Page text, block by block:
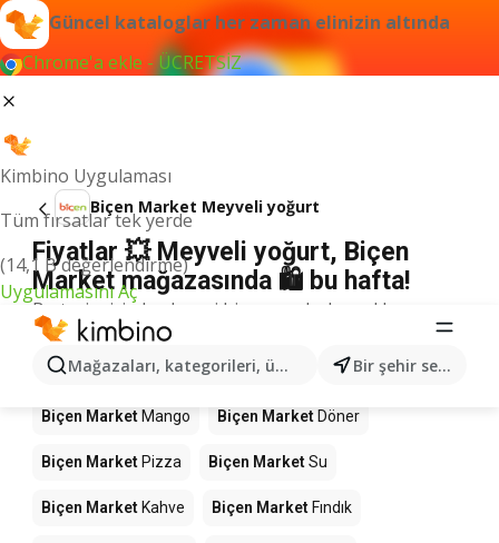
Güncel kataloglar her zaman elinizin altında
Chrome'a ekle - ÜCRETSİZ
Kimbino Uygulaması
Tüm fırsatlar tek yerde
(14,1 B değerlendirme)
Uygulamasını Aç
Mağazaları, kategorileri, ürünleri arayın... Bir şehir seçin
Biçen Market Meyveli yoğurt
Fiyatlar 💥 Meyveli yoğurt, Biçen
Market mağazasında 🛍️ bu hafta!
Bu terim için herhangi bir sonuç bulamadık.
Mağazalardaki diğer ürünler Biçen
Market
Biçen Market Mango Biçen Market Döner
Biçen Market Pizza Biçen MarketSu
Biçen Market Kahve Biçen Market Fındık